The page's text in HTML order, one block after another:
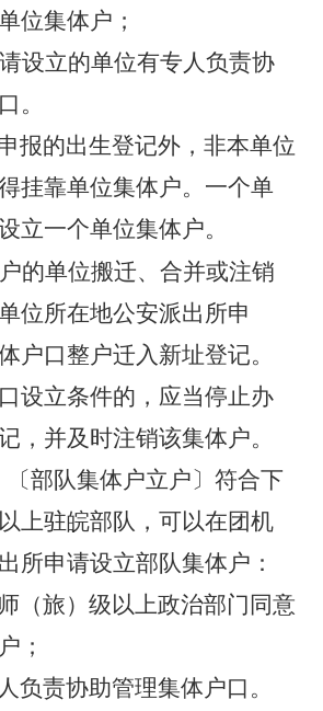
位集体户；
请设立的单位有专人负责协
。
报的出生登记外，非本单位
挂靠单位集体户。一个单
立一个单位集体户。
的单位搬迁、合并或注销
位所在地公安派出所申
户口整户迁入新址登记。
设立条件的，应当停止办
，并及时注销该集体户。
〔部队集体户立户〕符合下
上驻皖部队，可以在团机
所申请设立部队集体户：
（旅）级以上政治部门同意
；
负责协助管理集体户口。